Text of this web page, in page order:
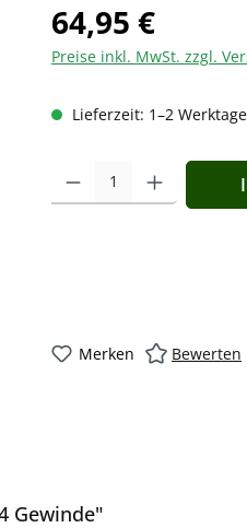
64,95 €
Preise inkl. MwSt. zzgl.
Lieferzeit: 1–2 Werktage
Produkt Anzahl: Gib den
Merken Bewerten
Gewinde"